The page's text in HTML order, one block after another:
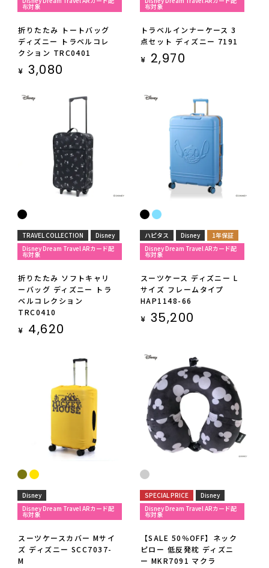
布対象
折りたたみ トートバッグ
ディズニー トラベルコレ
クション TRC0401
¥ 3,080
布対象
トラベルインナーケース 3
点セット ディズニー 7191
¥ 2,970
TRAVEL COLLECTION
Disney
Disney Dream Travel ARカード配
布対象
折りたたみ ソフトキャリ
ーバッグ ディズニー トラ
ベルコレクション
TRC0410
¥ 4,620
ハピタス Disney
1年保証
Disney Dream Travel ARカード配
布対象
スーツケース ディズニー L
サイズ フレームタイプ
HAP1148-66
¥ 35,200
Disney
Disney Dream Travel ARカード配
布対象
スーツケースカバー Mサイ
ズ ディズニー SCC7037-
M
SPECIAL PRICE
Disney
Disney Dream Travel ARカード配
布対象
【SALE 50％OFF】ネック
ピロー 低反発枕 ディズニ
ー MKR7091 マクラ